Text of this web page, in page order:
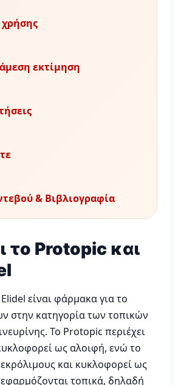
εκτίμηση
& Βιβλιογραφία
το Protopic και
είναι φάρμακα για το
στην κατηγορία των τοπικών
Το Protopic περιέχει
ως αλοιφή, ενώ το
και κυκλοφορεί ως
τοπικά, δηλαδή